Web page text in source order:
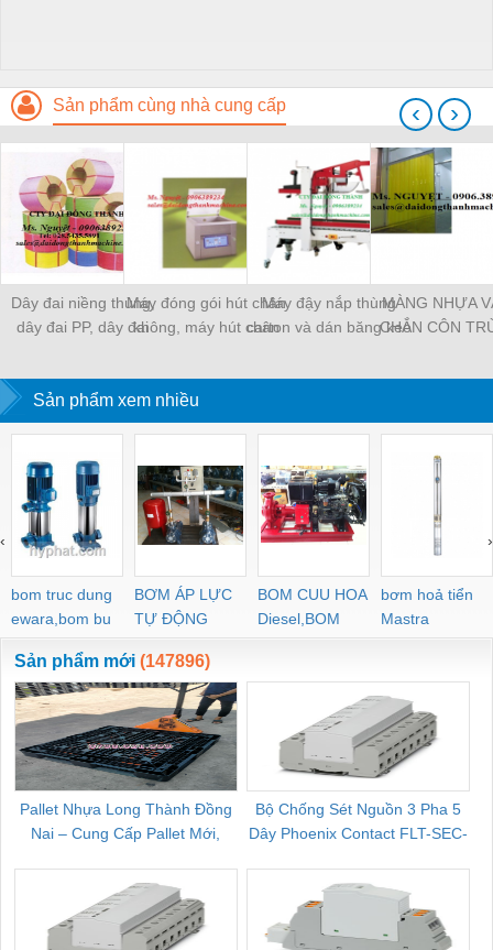
Sản phẩm cùng nhà cung cấp
Dây đai niềng thùng,
dây đai PP, dây đai
Máy đóng gói hút chân
không, máy hút chân
Máy đậy nắp thùng
carton và dán băng keo
MÀNG NHỰA
CHẮN CÔN
KHO LẠNH,
‹ ›
Sản phẩm xem nhiều
bom truc dung
ewara,bom bu
ewara
BƠM ÁP LỰC
TỰ ĐỘNG
BOM CUU HOA
Diesel,BOM
CHUA CHAY
bơm hoả tiển
Mastra
‹ ›
Sản phẩm mới (147896)
Pallet Nhựa Long Thành Đồng
Nai – Cung Cấp Pallet Mới,
Bộ Chống Sét Nguồn 3 Pha 5
Dây Phoenix Contact FLT-SEC-